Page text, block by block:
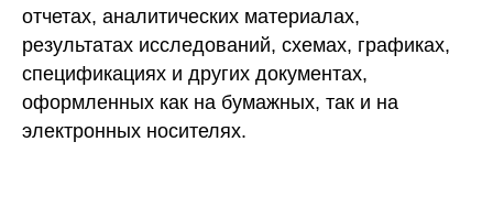
отчетах, аналитических материалах,
результатах исследований, схемах, графиках,
спецификациях и других документах,
оформленных как на бумажных, так и на
электронных носителях.